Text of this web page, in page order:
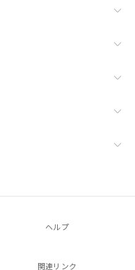
ヘルプ
関連リンク